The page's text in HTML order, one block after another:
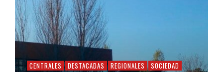
CENTRALES DESTACADAS REGIONALES SOCIEDAD